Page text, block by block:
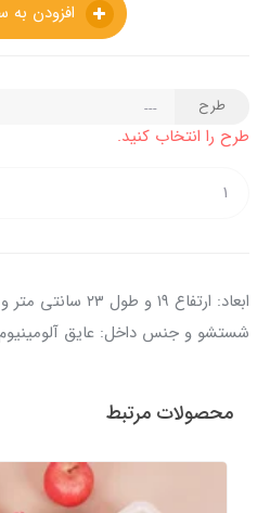
طرح
طرح را انتخاب کنید.
ابعاد: ارتفاع ۱۹ و
شستشو و جنس داخل: عایق
محصولات مرتبط